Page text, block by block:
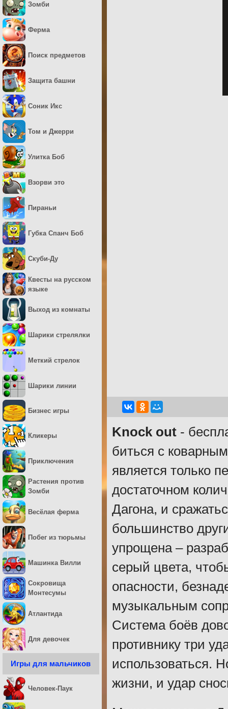
Knock out -
биться с
является только
достаточном
Дагона, и
большинство
упрощена –
серый цвета,
опасности,
музыкальным
Система боёв
противнику три
использоваться.
жизни, и удар
Зомби
Ферма
Поиск предметов
Защита башни
Соник Икс
Том и Джерри
Улитка Боб
Взорви это
Пираньи
Губка Спанч Боб
Скуби-Ду
Квесты на русском
языке
Выход из комнаты
Шарики стрелялки
Меткий стрелок
Шарики линии
Бизнес игры
Кликеры
Приключения
Растения против
Зомби
Весёлая ферма
Побег из тюрьмы
Машинка Вилли
Сокровища
Монтесумы
Атлантида
Для девочек
Игры для мальчиков
Человек-Паук